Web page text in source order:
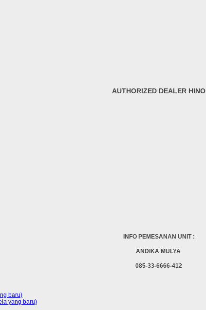
AUTHORIZED DEALER HINO
INFO PEMESANAN UNIT :
ANDIKA MULYA
085-33-6666-412
baru)
yang baru)